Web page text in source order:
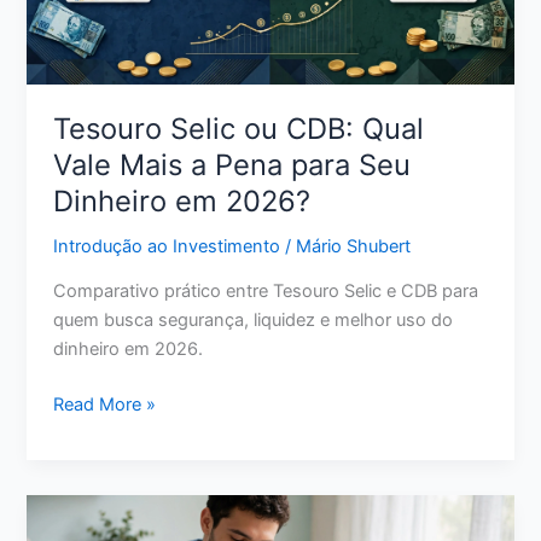
Certa
para
Seu
Tesouro Selic ou CDB: Qual
Vale Mais a Pena para Seu
Dinheiro em 2026?
Introdução ao Investimento / Mário Shubert
Comparativo prático entre Tesouro Selic e CDB para
quem busca segurança, liquidez e melhor uso do
dinheiro em 2026.
Tesouro
CDB:
Read More »